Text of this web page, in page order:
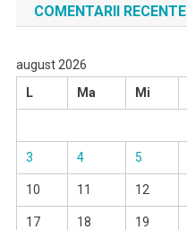
COMENTARII RECENTE
august 2026
L
Ma Mi
3 4 5
10 11 12
17 18 19